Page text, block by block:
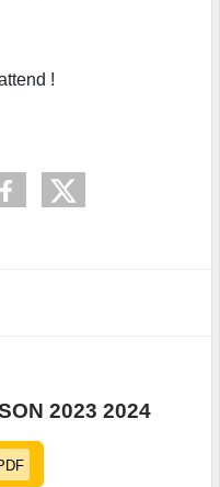
!
2023 2024